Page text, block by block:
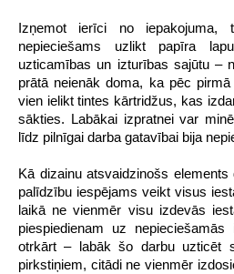
Izņemot ierīci no
nepieciešams uzlikt papīra
uzticamības un izturības sajūtu –
prātā neienāk doma, ka pēc
vien ielikt tintes kārtridžus, kas
sākties. Labākai izpratnei var
līdz pilnīgai darba gatavībai bija
Kā dizainu atsvaidzinošs
palīdzību iespējams veikt visus
laikā ne vienmēr visu izdevās
piespiedienam uz
otrkārt – labāk šo darbu uzticēt
pirkstiņiem, citādi ne vienmēr